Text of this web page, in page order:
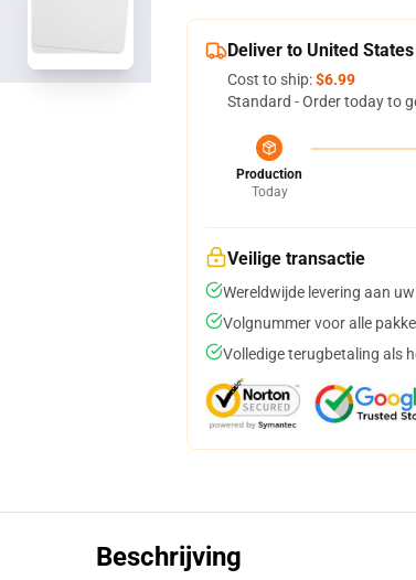
Deliver to United States
Cost to ship:$6.99
Standard - Order today to
Production
Today
Veilige transactie
Wereldwijde levering aan
Volgnummer voor alle
Volledige terugbetaling als
Beschrijving